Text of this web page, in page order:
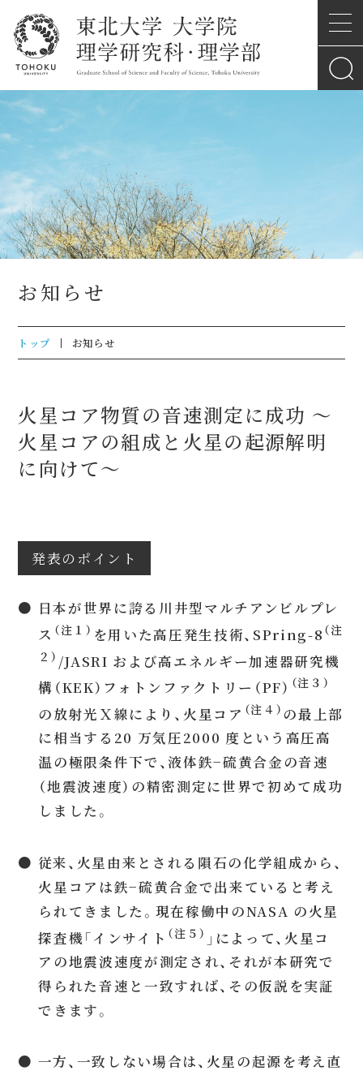
お知らせ
トップ お知らせ
火星コア物質の音速測定に成功 〜
火星コアの組成と火星の起源解明
に向けて〜
発表のポイント
● 日本が世界に誇る川井型マルチアンビルプレ
ス （注１） を用いた高圧発生技術、SPring-8 （注
２） /JASRI および高エネルギー加速器研究機
構（KEK）フォトンファクトリー（PF） （注３）
の放射光Ｘ線により、火星コア （注４） の最上部
に相当する20 万気圧2000 度という高圧高
温の極限条件下で、液体鉄−硫黄合金の音速
（地震波速度）の精密測定に世界で初めて成功
しました。
● 従来、火星由来とされる隕石の化学組成から、
火星コアは鉄−硫黄合金で出来ていると考え
られてきました。現在稼働中のNASA の火星
探査機「インサイト （注５） 」によって、火星コ
アの地震波速度が測定され、それが本研究で
得られた音速と一致すれば、その仮説を実証
できます。
● 一方、一致しない場合は、火星の起源を考え直